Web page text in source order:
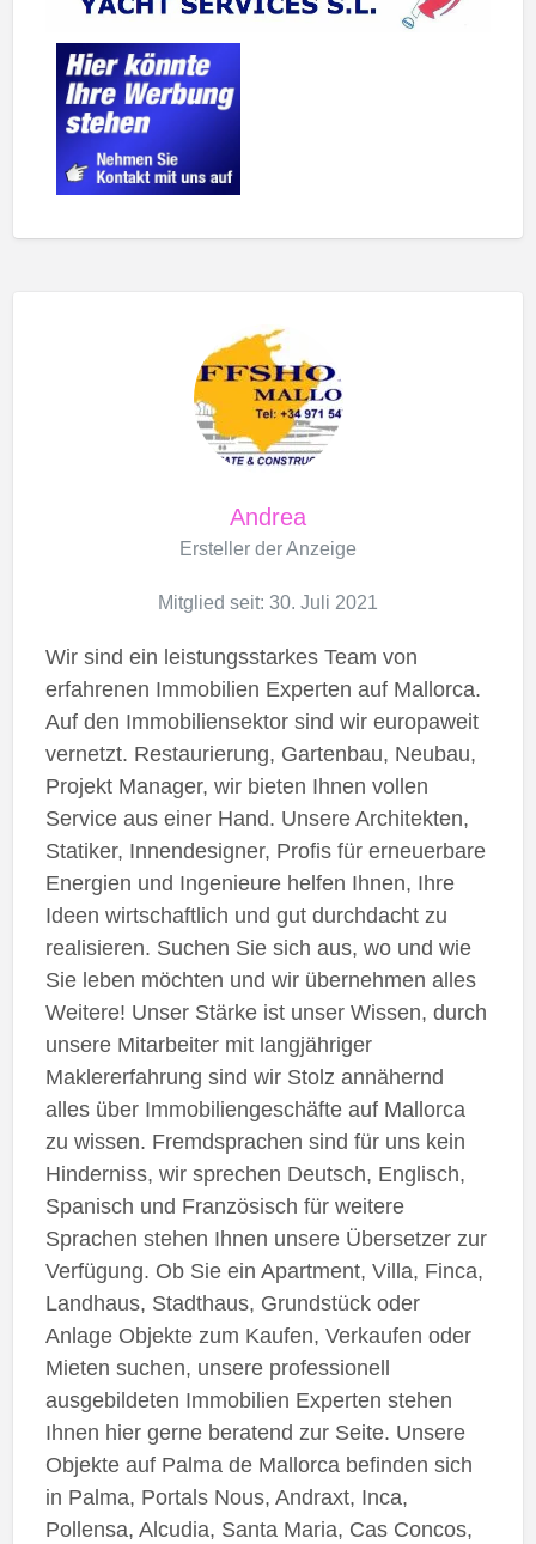
Andrea
Ersteller der Anzeige
Mitglied seit: 30. Juli 2021
Wir sind ein leistungsstarkes Team von
erfahrenen Immobilien Experten auf Mallorca.
Auf den Immobiliensektor sind wir europaweit
vernetzt. Restaurierung, Gartenbau, Neubau,
Projekt Manager, wir bieten Ihnen vollen
Service aus einer Hand. Unsere Architekten,
Statiker, Innendesigner, Profis für erneuerbare
Energien und Ingenieure helfen Ihnen, Ihre
Ideen wirtschaftlich und gut durchdacht zu
realisieren. Suchen Sie sich aus, wo und wie
Sie leben möchten und wir übernehmen alles
Weitere! Unser Stärke ist unser Wissen, durch
unsere Mitarbeiter mit langjähriger
Maklererfahrung sind wir Stolz annähernd
alles über Immobiliengeschäfte auf Mallorca
zu wissen. Fremdsprachen sind für uns kein
Hinderniss, wir sprechen Deutsch, Englisch,
Spanisch und Französisch für weitere
Sprachen stehen Ihnen unsere Übersetzer zur
Verfügung. Ob Sie ein Apartment, Villa, Finca,
Landhaus, Stadthaus, Grundstück oder
Anlage Objekte zum Kaufen, Verkaufen oder
Mieten suchen, unsere professionell
ausgebildeten Immobilien Experten stehen
Ihnen hier gerne beratend zur Seite. Unsere
Objekte auf Palma de Mallorca befinden sich
in Palma, Portals Nous, Andraxt, Inca,
Pollensa, Alcudia, Santa Maria, Cas Concos,